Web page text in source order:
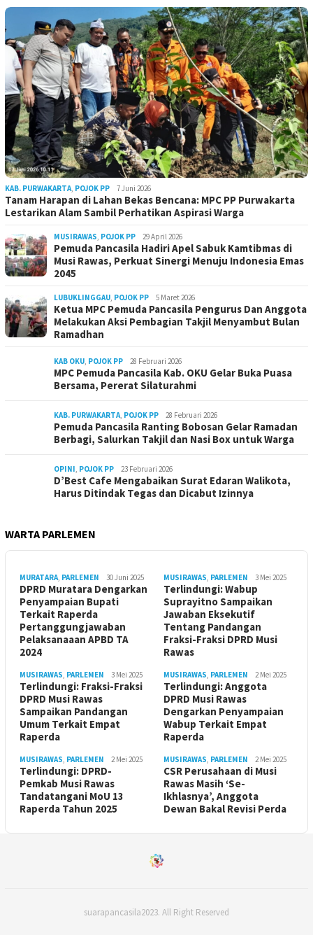
KAB. PURWAKARTA, POJOK PP 7 Juni 2026
Tanam Harapan di Lahan Bekas Bencana: MPC PP Purwakarta
Lestarikan Alam Sambil Perhatikan Aspirasi Warga
MUSIRAWAS, POJOK PP 29 April 2026
Pemuda Pancasila Hadiri Apel Sabuk Kamtibmas di
Musi Rawas, Perkuat Sinergi Menuju Indonesia Emas
2045
LUBUKLINGGAU, POJOK PP 5 Maret 2026
Ketua MPC Pemuda Pancasila Pengurus Dan Anggota
Melakukan Aksi Pembagian Takjil Menyambut Bulan
Ramadhan
KAB OKU, POJOK PP 28 Februari 2026
MPC Pemuda Pancasila Kab. OKU Gelar Buka Puasa
Bersama, Pererat Silaturahmi
KAB. PURWAKARTA, POJOK PP 28 Februari 2026
Pemuda Pancasila Ranting Bobosan Gelar Ramadan
Berbagi, Salurkan Takjil dan Nasi Box untuk Warga
OPINI, POJOK PP 23 Februari 2026
D’Best Cafe Mengabaikan Surat Edaran Walikota,
Harus Ditindak Tegas dan Dicabut Izinnya
WARTA PARLEMEN
MURATARA, PARLEMEN 30 Juni 2025
DPRD Muratara Dengarkan
Penyampaian Bupati
Terkait Raperda
Pertanggungjawaban
Pelaksanaaan APBD TA
2024
MUSIRAWAS, PARLEMEN 3 Mei 2025
Terlindungi: Wabup
Suprayitno Sampaikan
Jawaban Eksekutif
Tentang Pandangan
Fraksi-Fraksi DPRD Musi
Rawas
MUSIRAWAS, PARLEMEN 3 Mei 2025
Terlindungi: Fraksi-Fraksi
DPRD Musi Rawas
Sampaikan Pandangan
Umum Terkait Empat
Raperda
MUSIRAWAS, PARLEMEN 2 Mei 2025
Terlindungi: Anggota
DPRD Musi Rawas
Dengarkan Penyampaian
Wabup Terkait Empat
Raperda
MUSIRAWAS, PARLEMEN 2 Mei 2025
Terlindungi: DPRD-
Pemkab Musi Rawas
Tandatangani MoU 13
Raperda Tahun 2025
MUSIRAWAS, PARLEMEN 2 Mei 2025
CSR Perusahaan di Musi
Rawas Masih ‘Se-
Ikhlasnya’, Anggota
Dewan Bakal Revisi Perda ‎
suarapancasila2023. All Right Reserved